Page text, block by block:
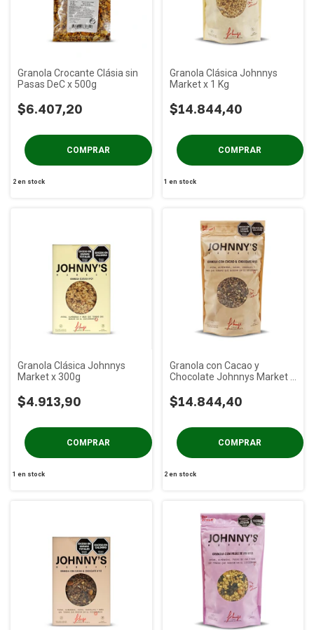
Granola Crocante Clásia sin
Pasas DeC x 500g
$6.407,20
2en stock
Granola Clásica Johnnys
Market x 1 Kg
$14.844,40
1 en stock
Granola Clásica Johnnys
Market x 300g
$4.913,90
1 en stock
Granola con Cacao y
Chocolate Johnnys Market x
$14.844,40
2 en stock